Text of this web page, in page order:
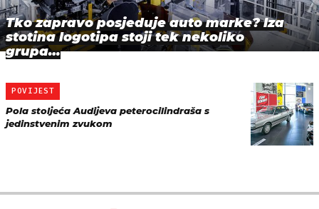
Tko zapravo posjeduje auto marke? Iza
stotina logotipa stoji tek nekoliko
grupa…
POVIJEST
Pola stoljeća Audijeva peterocilindraša s
jedinstvenim zvukom